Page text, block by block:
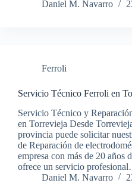
Daniel M. Navarro
Ferroli
Servicio Técnico Ferroli en
Servicio Técnico y
en Torrevieja Desde
provincia puede solicitar
de Reparación de
empresa con más de 20 años
ofrece un servicio
Daniel M. Navarro